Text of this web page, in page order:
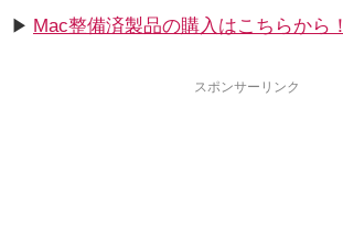
▶︎ Mac整備済製品の購入はこちらから！
スポンサーリンク